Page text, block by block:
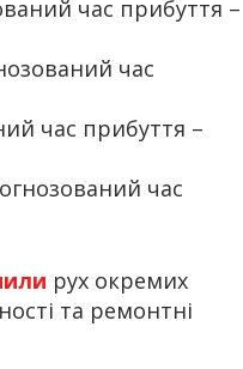
час прибуття –
час
час прибуття –
час
рух окремих
та ремонтні